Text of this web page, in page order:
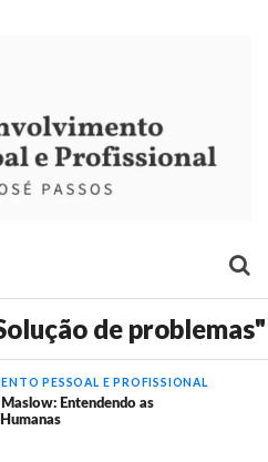
de problemas"
PESSOAL E PROFISSIONAL
Entendendo as